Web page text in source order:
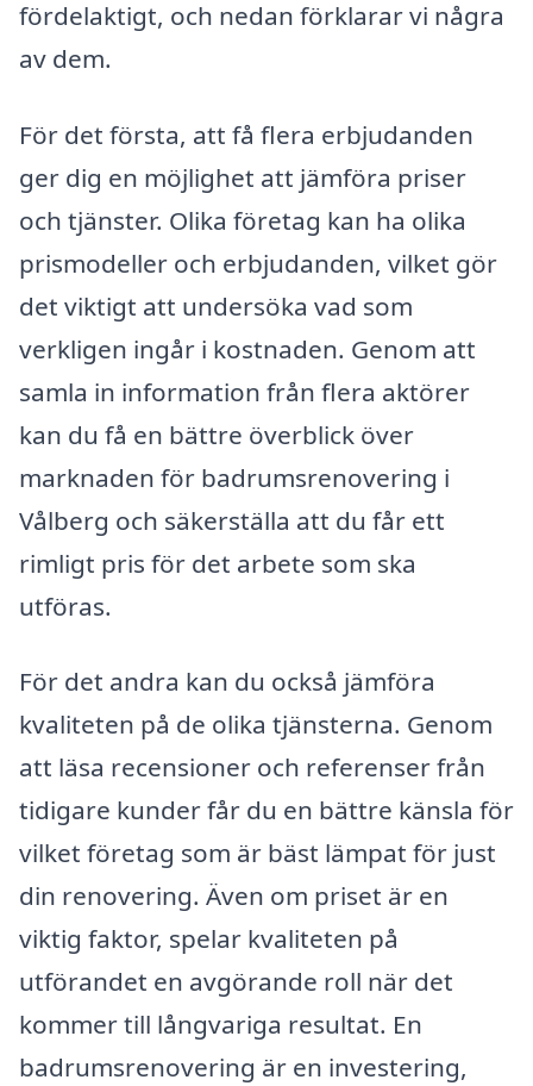
fördelaktigt, och nedan förklarar vi några
av dem.
För det första, att få flera erbjudanden
ger dig en möjlighet att jämföra priser
och tjänster. Olika företag kan ha olika
prismodeller och erbjudanden, vilket gör
det viktigt att undersöka vad som
verkligen ingår i kostnaden. Genom att
samla in information från flera aktörer
kan du få en bättre överblick över
marknaden för badrumsrenovering i
Vålberg och säkerställa att du får ett
rimligt pris för det arbete som ska
utföras.
För det andra kan du också jämföra
kvaliteten på de olika tjänsterna. Genom
att läsa recensioner och referenser från
tidigare kunder får du en bättre känsla för
vilket företag som är bäst lämpat för just
din renovering. Även om priset är en
viktig faktor, spelar kvaliteten på
utförandet en avgörande roll när det
kommer till långvariga resultat. En
badrumsrenovering är en investering,